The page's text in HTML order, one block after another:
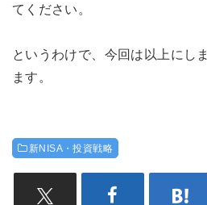
てください。
というわけで、今回は以上にし
ます。
新NISA・投資戦略